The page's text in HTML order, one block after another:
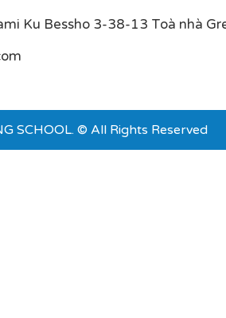
Ku Bessho 3-38-13 Toà nhà
SCHOOL. © All Rights Reserved